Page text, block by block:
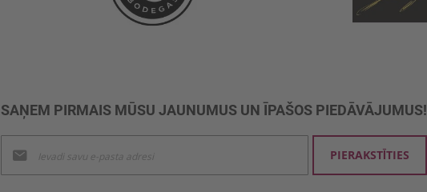
SAŅEM PIRMAIS MŪSU JAUNUMUS UN ĪPAŠOS PIEDĀVĀJUMUS!
jaunumu
saņemšanai:
PIERAKSTĪTIES